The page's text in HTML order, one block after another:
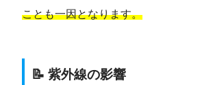
ことも一因となります。
📝 紫外線の影響